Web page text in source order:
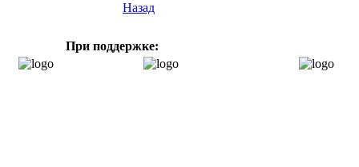
Назад
При поддержке: